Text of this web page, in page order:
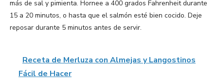
más de sal y pimienta. Hornee a 400 grados Fahrenheit durante
15 a 20 minutos, o hasta que el salmón esté bien cocido. Deje
reposar durante 5 minutos antes de servir.
Receta de Merluza con Almejas y Langostinos
Fácil de Hacer